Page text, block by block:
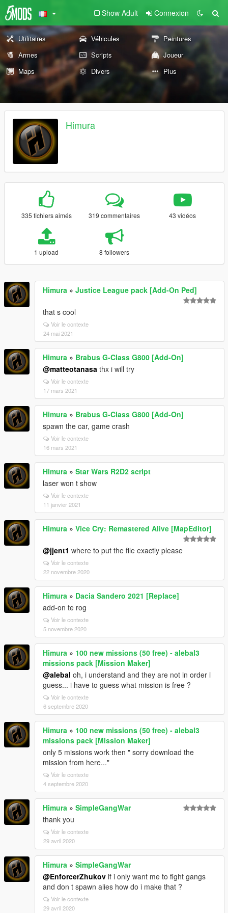
Show Adult Connexion
Utilitaires Véhicules
Peintures
Armes
Scripts
Joueur
Maps
Divers Plus
Himura
335 fichiers aimés 319 commentaires 43 vidéos
1 upload 8 followers
Himura » Justice League pack [Add-On Ped]
that s cool
Voir le contexte
24 mai 2021
Himura » Brabus G-Class G800 [Add-On]
@matteotanasa thx i will try
Voir le contexte
17 mars 2021
Himura » Brabus G-Class G800 [Add-On]
spawn the car, game crash
Voir le contexte
16 mars 2021
Himura » Star Wars R2D2 script
laser won t show
Voir le contexte
11 janvier 2021
Himura » Vice Cry: Remastered Alive [MapEditor]
@jjent1 where to put the file exactly please
Voir le contexte
22 novembre 2020
Himura » Dacia Sandero 2021 [Replace]
add-on te rog
Voir le contexte
5 novembre 2020
Himura » 100 new missions (50 free) - alebal3
missions pack [Mission Maker]
@alebal oh, i understand and they are not in order i
guess... i have to guess what mission is free ?
Voir le contexte
6 septembre 2020
Himura » 100 new missions (50 free) - alebal3
missions pack [Mission Maker]
only 5 missions work then " sorry download the
mission from here..."
Voir le contexte
4 septembre 2020
Himura » SimpleGangWar
thank you
Voir le contexte
29 avril 2020
Himura » SimpleGangWar
@EnforcerZhukov if i only want me to fight gangs
and don t spawn alies how do i make that ?
Voir le contexte
29 avril 2020